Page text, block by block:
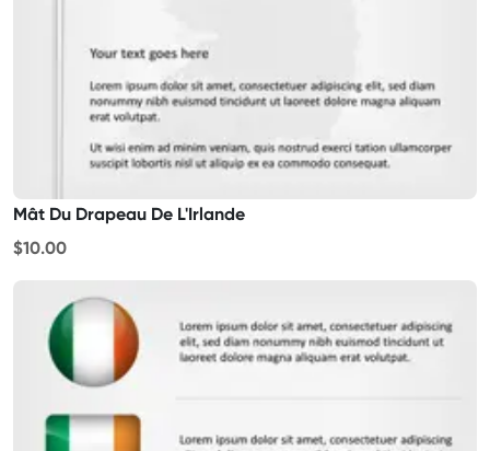
Mât Du Drapeau De L'Irlande
$10.00